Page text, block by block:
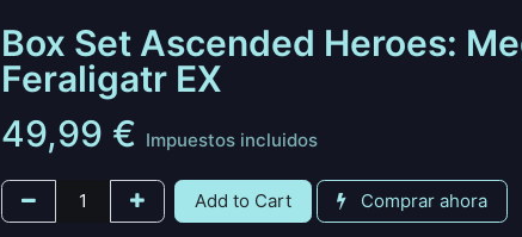
Box Set Ascended Heroes:
Feraligatr EX
49,99 € Impuestos incluidos
Add to Cart Comprar ahora